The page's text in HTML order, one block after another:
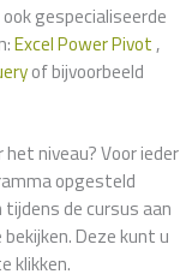
gespecialiseerde
Excel Power Pivot,
of bijvoorbeeld
niveau? Voor ieder
opgesteld
de cursus aan
Deze kunt u
klikken.